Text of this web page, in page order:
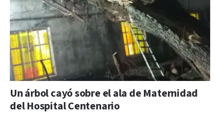
Un árbol cayó sobre el ala de Maternidad
del Hospital Centenario